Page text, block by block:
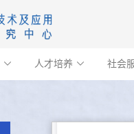
 人才培养  社会